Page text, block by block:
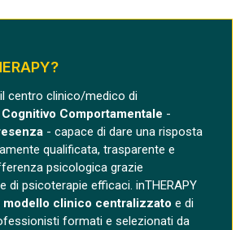
il centro clinico/medico di
Comportamentale -
- capace di dare una risposta
qualificata, trasparente e
psicologica grazie
di psicoterapie efficaci. inTHERAPY
modello clinico centralizzato e di
formati e selezionati da